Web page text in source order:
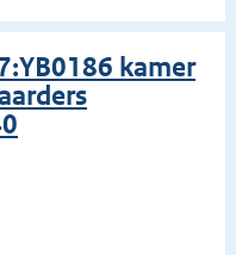
kamer